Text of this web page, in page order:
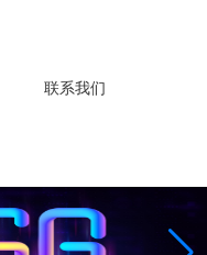
联系我们